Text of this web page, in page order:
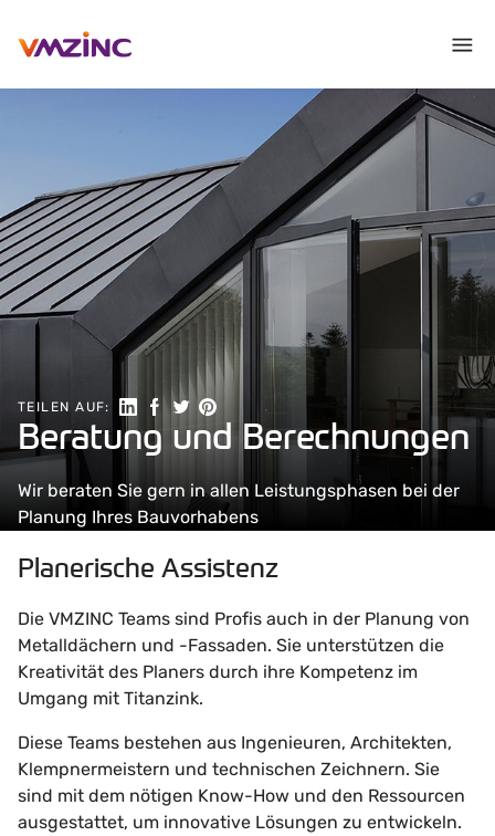
TEILEN AUF: Auf LinkedIn teilen
Auf Facebook teilen
Auf Twitter teilen
Auf Pinterest teilen
Beratung und Berechnungen
Wir beraten Sie gern in allen Leistungsphasen bei der
Planung Ihres Bauvorhabens
Planerische Assistenz
Die VMZINC Teams sind Profis auch in der Planung von
Metalldächern und -Fassaden. Sie unterstützen die
Kreativität des Planers durch ihre Kompetenz im
Umgang mit Titanzink.
Diese Teams bestehen aus Ingenieuren, Architekten,
Klempnermeistern und technischen Zeichnern. Sie
sind mit dem nötigen Know-How und den Ressourcen
ausgestattet, um innovative Lösungen zu entwickeln.